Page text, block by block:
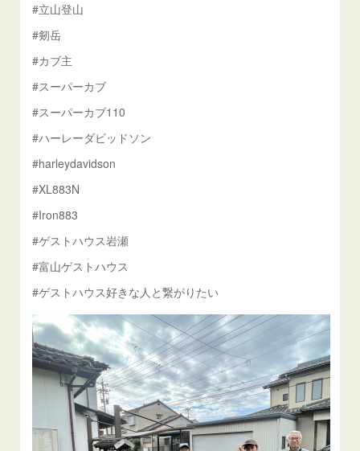
#立山登山
#剱岳
#カブ主
#スーパーカブ
#スーパーカブ110
#ハーレーダビッドソン
#harleydavidson
#XL883N
#Iron883
#ゲストハウス岩瀬
#富山ゲストハウス
#ゲストハウス好きな人と繋がりたい